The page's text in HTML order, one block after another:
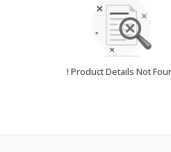
Product Details Not